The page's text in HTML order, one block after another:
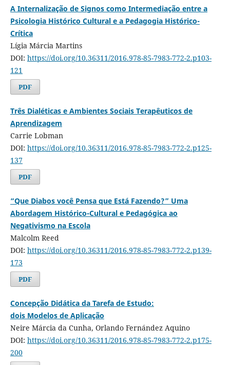
A Internalização de Signos como Intermediação entre a
Psicologia Histórico Cultural e a Pedagogia Histórico-
Crítica
Lígia Márcia Martins
DOI: https://doi.org/10.36311/2016.978-85-7983-772-2.p103-
121
PDF
Três Dialéticas e Ambientes Sociais Terapêuticos de
Aprendizagem
Carrie Lobman
DOI: https://doi.org/10.36311/2016.978-85-7983-772-2.p125-
137
PDF
“Que Diabos você Pensa que Está Fazendo?” Uma
Abordagem Histórico-Cultural e Pedagógica ao
Negativismo na Escola
Malcolm Reed
DOI: https://doi.org/10.36311/2016.978-85-7983-772-2.p139-
173
PDF
Concepção Didática da Tarefa de Estudo:
dois Modelos de Aplicação
Neire Márcia da Cunha, Orlando Fernández Aquino
DOI: https://doi.org/10.36311/2016.978-85-7983-772-2.p175-
200